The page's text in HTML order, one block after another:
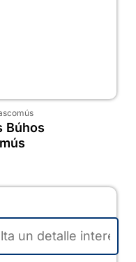
Búhos